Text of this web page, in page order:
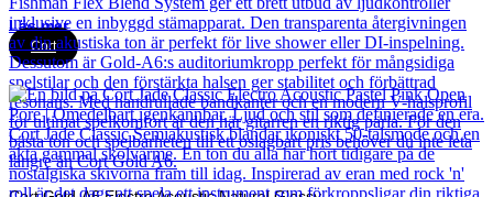
Läs mer
Cort